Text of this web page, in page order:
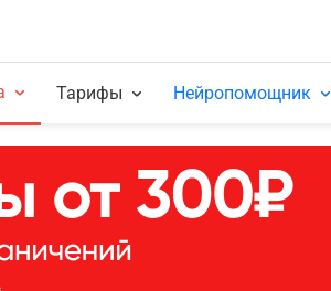
Тарифы Нейропомощник